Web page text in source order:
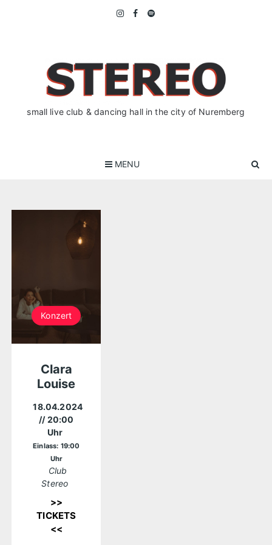
small live club & dancing hall in the city of Nuremberg
MENU
Konzert
Clara
Louise
18.04.2024
// 20:00
Uhr
Einlass: 19:00
Uhr
Club
Stereo
>>
TICKETS
<<